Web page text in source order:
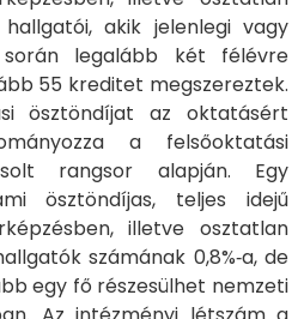
akik jelenlegi vagy
legalább két félévre
55 kreditet megszereztek.
ösztöndíjat az oktatásért
a felsőoktatási
rangsor alapján. Egy
ösztöndíjas, teljes idejű
illetve osztatlan
számának 0,8%‑a, de
egy fő részesülhet nemzeti